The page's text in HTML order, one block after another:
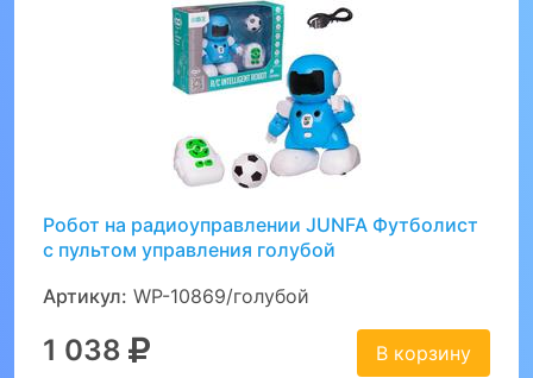
Робот на радиоуправлении JUNFA Футболист
с пультом управления голубой
Артикул: WP-10869/голубой
1 038 В корзину